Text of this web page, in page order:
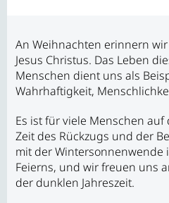
An Weihnachten erinnern
Jesus Christus. Das Leben
Menschen dient uns als
Wahrhaftigkeit,
Es ist für viele Menschen
Zeit des Rückzugs und der
mit der Wintersonnenwende
Feierns, und wir freuen uns
der dunklen Jahreszeit.